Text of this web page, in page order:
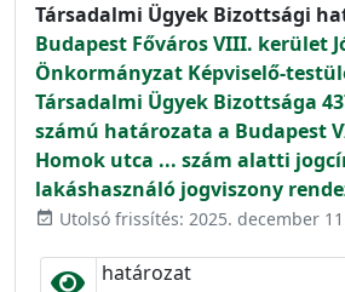
Társadalmi Ügyek Bizottsági
Budapest Főváros VIII. kerület
Önkormányzat Képviselő-
Társadalmi Ügyek Bizottsága
számú határozata a Budapest
Homok utca ... szám alatti
lakáshasználó jogviszony
event_available Utolsó frissítés: 2025. december
határozat